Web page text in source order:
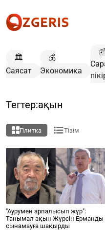
🏛️
Саясат
💰
Экономика
📰
Тегтер:ақын
Плитка Тізім
"Аурумен арпалысып жүр":
Танымал ақын Жүрсін Ерманды
сынамауға шақырды